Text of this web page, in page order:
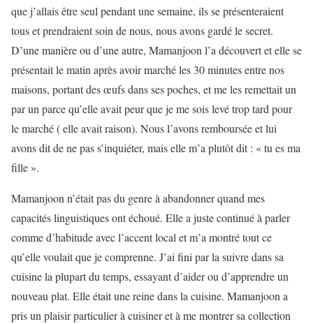
que j’allais être seul pendant une semaine, ils se présenteraient
tous et prendraient soin de nous, nous avons gardé le secret.
D’une manière ou d’une autre, Mamanjoon l’a découvert et elle se
présentait le matin après avoir marché les 30 minutes entre nos
maisons, portant des œufs dans ses poches, et me les remettait un
par un parce qu’elle avait peur que je me sois levé trop tard pour
le marché ( elle avait raison). Nous l’avons remboursée et lui
avons dit de ne pas s’inquiéter, mais elle m’a plutôt dit : « tu es ma
fille ».
Mamanjoon n’était pas du genre à abandonner quand mes
capacités linguistiques ont échoué. Elle a juste continué à parler
comme d’habitude avec l’accent local et m’a montré tout ce
qu’elle voulait que je comprenne. J’ai fini par la suivre dans sa
cuisine la plupart du temps, essayant d’aider ou d’apprendre un
nouveau plat. Elle était une reine dans la cuisine. Mamanjoon a
pris un plaisir particulier à cuisiner et à me montrer sa collection